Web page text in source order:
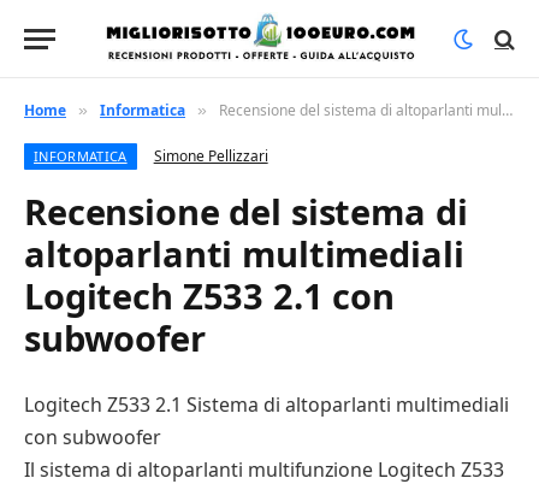
Home » Informatica » Recensione del sistema di altoparlanti multimediali Logitech Z533 2.1 con subwoofer
INFORMATICA Simone Pellizzari
Recensione del sistema di
altoparlanti multimediali
Logitech Z533 2.1 con
subwoofer
Logitech Z533 2.1 Sistema di altoparlanti multimediali
con subwoofer
Il sistema di altoparlanti multifunzione Logitech Z533